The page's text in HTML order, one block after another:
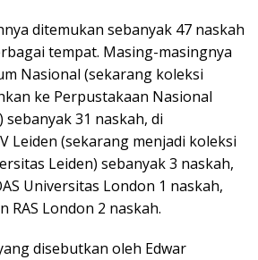
ditemukan sebanyak 47 naskah
tempat. Masing-masingnya
Nasional (sekarang koleksi
ke Perpustakaan Nasional
31 naskah, di
Leiden (sekarang menjadi koleksi
Leiden) sebanyak 3 naskah,
Universitas London 1 naskah,
RAS London 2 naskah.
disebutkan oleh Edwar